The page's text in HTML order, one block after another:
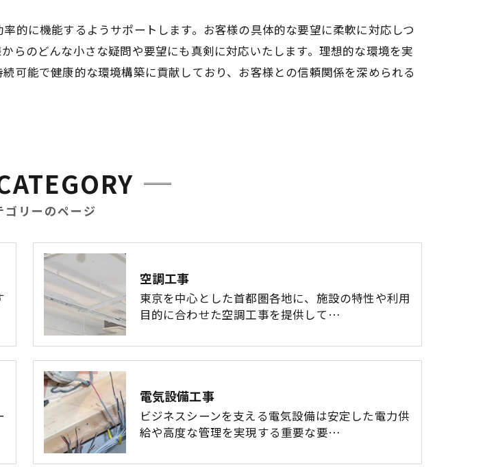
的に機能するようサポートします。お客様の具体的な要望に柔軟に対応しつ
らのどんな小さな疑問や要望にも真剣に対応いたします。理想的な環境を実
可能で健康的な環境構築に貢献しており、お客様との信頼関係を深められる
ゴリーのページ
空調工事
東京を中心とした首都圏各地に、施設の特性や利用
目的に合わせた空調工事を提供して…
電気設備工事
ビジネスシーンを支える電気設備は安定した電力供
給や高度な管理を実現する重要な要…